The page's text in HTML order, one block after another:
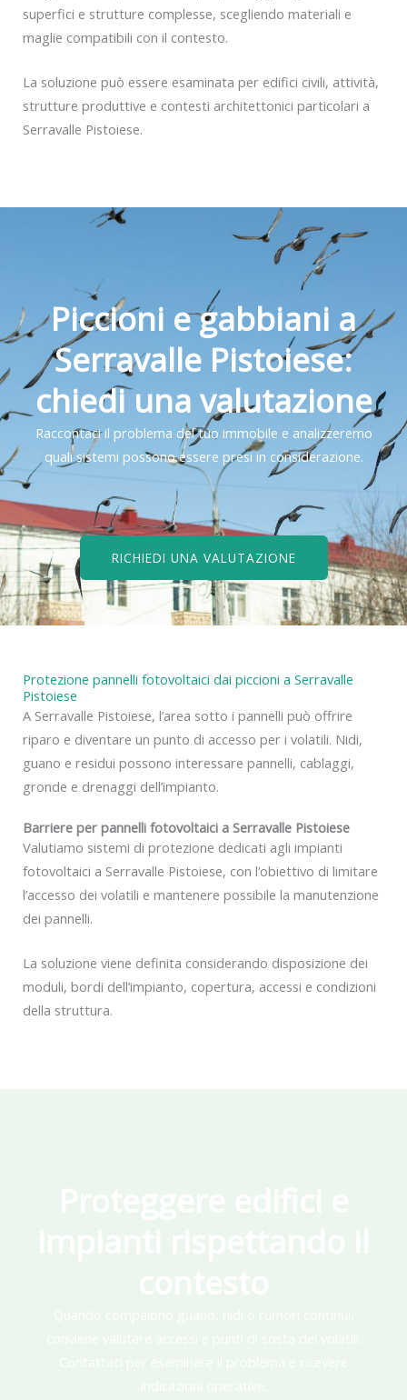
superfici e strutture complesse, scegliendo materiali e
maglie compatibili con il contesto.
La soluzione può essere esaminata per edifici civili, attività,
strutture produttive e contesti architettonici particolari a
Serravalle Pistoiese.
Piccioni e gabbiani a
Serravalle Pistoiese:
chiedi una valutazione
Raccontaci il problema del tuo immobile e analizzeremo
quali sistemi possono essere presi in considerazione.
RICHIEDI UNA VALUTAZIONE
Protezione pannelli fotovoltaici dai piccioni a Serravalle
Pistoiese
A Serravalle Pistoiese, l’area sotto i pannelli può offrire
riparo e diventare un punto di accesso per i volatili. Nidi,
guano e residui possono interessare pannelli, cablaggi,
gronde e drenaggi dell’impianto.
Barriere per pannelli fotovoltaici a Serravalle Pistoiese
Valutiamo sistemi di protezione dedicati agli impianti
fotovoltaici a Serravalle Pistoiese, con l’obiettivo di limitare
l’accesso dei volatili e mantenere possibile la manutenzione
dei pannelli.
La soluzione viene definita considerando disposizione dei
moduli, bordi dell’impianto, copertura, accessi e condizioni
della struttura.